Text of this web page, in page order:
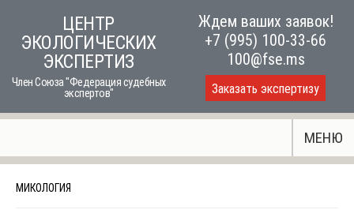
content
ЦЕНТР
ЭКОЛОГИЧЕСКИХ
ЭКСПЕРТИЗ
Член Союза "Федерация судебных
экспертов"
Ждем ваших заявок!
+7 (995) 100-33-66
100@fse.ms
Заказать экспертизу
МЕНЮ
МИКОЛОГИЯ